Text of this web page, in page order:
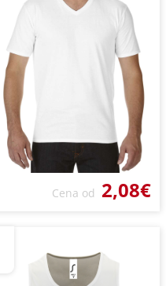
Cena od 2,08€